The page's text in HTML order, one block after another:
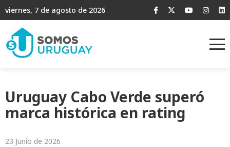
viernes, 7 de agosto de 2026
Uruguay Cabo Verde superó
marca histórica en rating
23 Junio de 2026